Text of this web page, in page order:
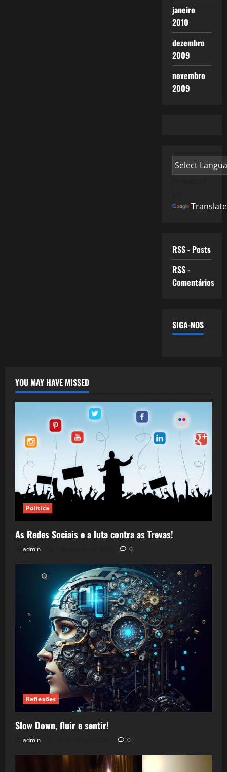
janeiro
2010
dezembro
2009
novembro
2009
Translate
RSS - Posts
RSS -
Comentários
SIGA-NOS
YOU MAY HAVE MISSED
Política
As Redes Sociais e a luta contra as Trevas!
admin 0
Reflexões
Slow Down, fluir e sentir!
admin 0